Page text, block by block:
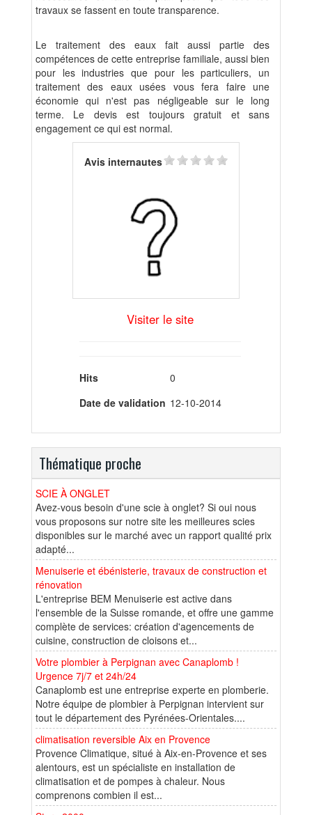
travaux se fassent en toute transparence.
Le traitement des eaux fait aussi partie des
compétences de cette entreprise familiale, aussi bien
pour les industries que pour les particuliers, un
traitement des eaux usées vous fera faire une
économie qui n'est pas négligeable sur le long
terme. Le devis est toujours gratuit et sans
engagement ce qui est normal.
Avis internautes
Visiter le site
Hits
0
Date de validation 12-10-2014
Thématique proche
SCIE À ONGLET
Avez-vous besoin d'une scie à onglet? Si oui nous
vous proposons sur notre site les meilleures scies
disponibles sur le marché avec un rapport qualité prix
adapté...
Menuiserie et ébénisterie, travaux de construction et
rénovation
L'entreprise BEM Menuiserie est active dans
l'ensemble de la Suisse romande, et offre une gamme
complète de services: création d'agencements de
cuisine, construction de cloisons et...
Votre plombier à Perpignan avec Canaplomb !
Urgence 7j/7 et 24h/24
Canaplomb est une entreprise experte en plomberie.
Notre équipe de plombier à Perpignan intervient sur
tout le département des Pyrénées-Orientales....
climatisation reversible Aix en Provence
Provence Climatique, situé à Aix-en-Provence et ses
alentours, est un spécialiste en installation de
climatisation et de pompes à chaleur. Nous
comprenons combien il est...